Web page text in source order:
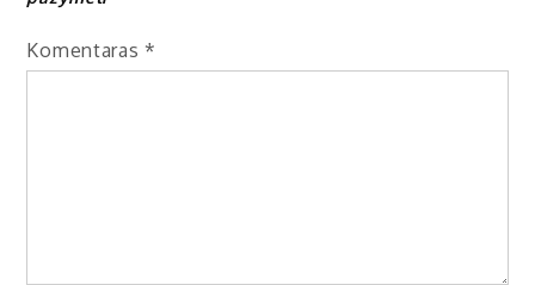
Komentaras *